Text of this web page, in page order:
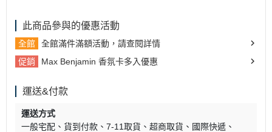
此商品參與的優惠活動
全館
全館滿件滿額活動，請查閱詳情
促銷
Max Benjamin 香氛卡多入優惠
運送&付款
運送方式
一般宅配
貨到付款 7-11取貨 超商取貨
國際快遞